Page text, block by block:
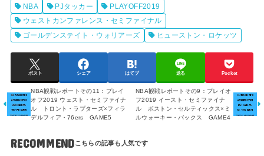
NBA
PJタッカー
PLAYOFF2019
ウェストカンファレンス・セミファイナル
ゴールデンステイト・ウォリアーズ
ヒューストン・ロケッツ
ポスト シェア はてブ 送る Pocket
NBA観戦レポートその11：プレイ
オフ2019 ウェスト・セミファイナ
ル トロント・ラプターズ×フィラ
デルフィア・76ers GAME5
NBA観戦レポートその9：プレイオ
フ2019 イースト・セミファイナ
ル ボストン・セルティックス×ミ
ルウォーキー・バックス GAME4
RECOMMEND